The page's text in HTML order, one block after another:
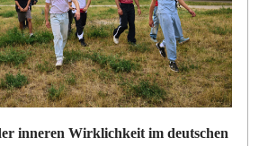
inneren Wirklichkeit im deutschen